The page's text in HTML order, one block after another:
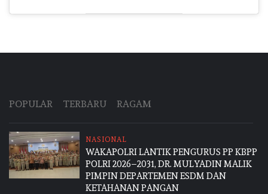
POPULAR TERBARU RAGAM
NASIONAL
WAKAPOLRI LANTIK PENGURUS PP KBPP
POLRI 2026–2031, DR. MULYADIN MALIK
PIMPIN DEPARTEMEN ESDM DAN
KETAHANAN PANGAN